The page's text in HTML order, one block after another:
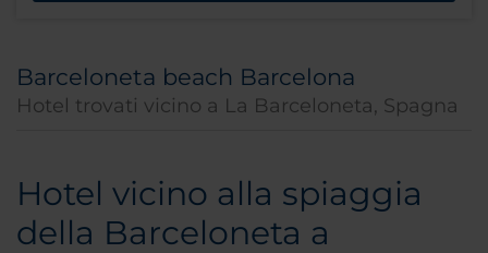
Barceloneta beach Barcelona
Hotel trovati vicino a La Barceloneta, Spagna
Hotel vicino alla spiaggia
della Barceloneta a